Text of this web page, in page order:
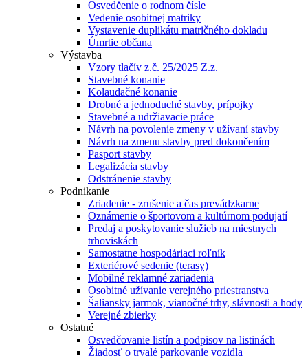
Osvedčenie o rodnom čísle
Vedenie osobitnej matriky
Vystavenie duplikátu matričného dokladu
Úmrtie občana
Výstavba
Vzory tlačív z.č. 25/2025 Z.z.
Stavebné konanie
Kolaudačné konanie
Drobné a jednoduché stavby, prípojky
Stavebné a udržiavacie práce
Návrh na povolenie zmeny v užívaní stavby
Návrh na zmenu stavby pred dokončením
Pasport stavby
Legalizácia stavby
Odstránenie stavby
Podnikanie
Zriadenie - zrušenie a čas prevádzkarne
Oznámenie o športovom a kultúrnom podujatí
Predaj a poskytovanie služieb na miestnych
trhoviskách
Samostatne hospodáriaci roľník
Exteriérové sedenie (terasy)
Mobilné reklamné zariadenia
Osobitné užívanie verejného priestranstva
Šaliansky jarmok, vianočné trhy, slávnosti a hody
Verejné zbierky
Ostatné
Osvedčovanie listín a podpisov na listinách
Žiadosť o trvalé parkovanie vozidla